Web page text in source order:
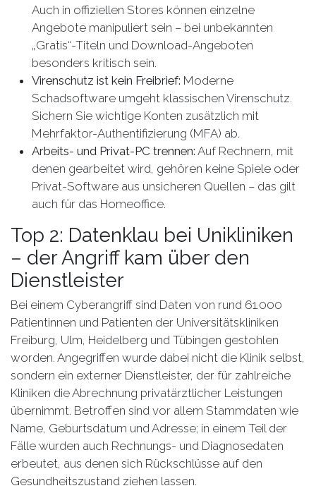
Auch in offiziellen Stores können einzelne
Angebote manipuliert sein – bei unbekannten
„Gratis“-Titeln und Download-Angeboten
besonders kritisch sein.
Virenschutz ist kein Freibrief: Moderne
Schadsoftware umgeht klassischen Virenschutz.
Sichern Sie wichtige Konten zusätzlich mit
Mehrfaktor-Authentifizierung (MFA) ab.
Arbeits- und Privat-PC trennen: Auf Rechnern, mit
denen gearbeitet wird, gehören keine Spiele oder
Privat-Software aus unsicheren Quellen – das gilt
auch für das Homeoffice.
Top 2: Datenklau bei Unikliniken
– der Angriff kam über den
Dienstleister
Bei einem Cyberangriff sind Daten von rund 61.000
Patientinnen und Patienten der Universitätskliniken
Freiburg, Ulm, Heidelberg und Tübingen gestohlen
worden. Angegriffen wurde dabei nicht die Klinik selbst,
sondern ein externer Dienstleister, der für zahlreiche
Kliniken die Abrechnung privatärztlicher Leistungen
übernimmt. Betroffen sind vor allem Stammdaten wie
Name, Geburtsdatum und Adresse; in einem Teil der
Fälle wurden auch Rechnungs- und Diagnosedaten
erbeutet, aus denen sich Rückschlüsse auf den
Gesundheitszustand ziehen lassen.